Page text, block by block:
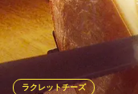
ＪＲ総武線船橋駅 徒
千葉県船橋市本町5-6-12 1F
味も見た目も楽しめる
元に計算された独自の
にオリジナル手打ちパ
体験できない味をぜひ
ラクレットチーズ